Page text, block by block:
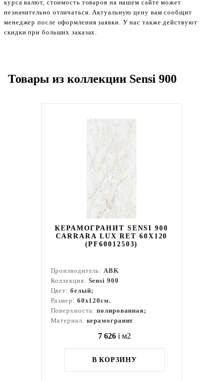
курса валют, стоимость товаров на нашем сайте может
незначительно отличаться. Актуальную цену вам сообщит
менеджер после оформления заявки. У нас также действуют
скидки при больших заказах.
Товары из коллекции Sensi 900
КЕРАМОГРАНИТ SENSI 900
CARRARA LUX RET 60X120
(PF60012503)
Производитель:ABK
Коллекция: Sensi 900
Цвет: белый;
Размер: 60x120см.
Поверхность:полированная;
Материал: керамогранит
7 626 i м2
В КОРЗИНУ